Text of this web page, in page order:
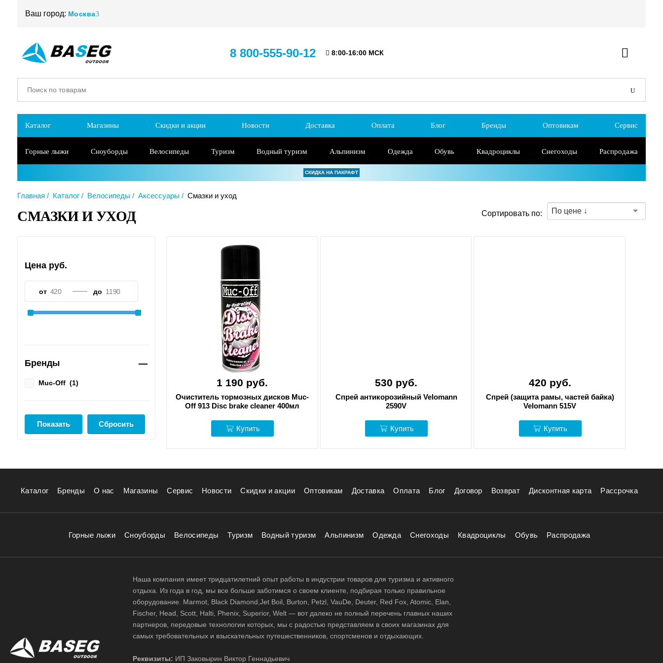
Ваш город: Москва
8 800-555-90-12 8:00-16:00 МСК
Каталог Магазины Скидки и акции Новости Доставка Оплата Блог Бренды Оптовикам Сервис
Горные лыжи Сноуборды Велосипеды Туризм Водный туризм Альпинизм Одежда Обувь Квадроциклы Снегоходы Распродажа
СКИДКА НА ПАКРАФТ
Главная Каталог Велосипеды Аксессуары Смазки и уход
СМАЗКИ И УХОД Сортировать по: По цене ↓
Цена руб.
от до
Бренды
Muc-Off (1) 1 190 руб.
Очиститель тормозных дисков Muc-
Off 913 Disc brake cleaner 400мл
Купить
530 руб.
Спрей антикорозийный Velomann
2590V
Купить
420 руб.
Спрей (защита рамы, частей байка)
Velomann 515V
Купить
Каталог Бренды О нас Магазины Сервис Новости Скидки и акции Оптовикам Доставка Оплата Блог Договор Возврат Дисконтная карта Рассрочка
Горные лыжи Сноуборды Велосипеды Туризм Водный туризм Альпинизм Одежда Снегоходы Квадроциклы Обувь Распродажа
Наша компания имеет тридцатилетний опыт работы в индустрии товаров для туризма и активного
отдыха. Из года в год, мы все больше заботимся о своем клиенте, подбирая только правильное
оборудование. Marmot, Black Diamond,Jet Boil, Burton, Petzl, VauDe, Deuter, Red Fox, Atomic, Elan,
Fischer, Head, Scott, Halti, Phenix, Superior, Welt — вот далеко не полный перечень главных наших
партнеров, передовые технологии которых, мы с радостью представляем в своих магазинах для
самых требовательных и взыскательных путешественников, спортсменов и отдыхающих.
Реквизиты: ИП Заковырин Виктор Геннадьевич